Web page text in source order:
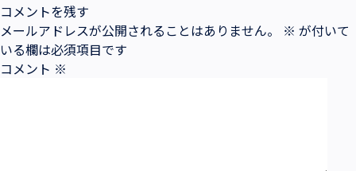
コメントを残す
メールアドレスが公開されることはありません。
※ が付いて
いる欄は必須項目です
コメント ※